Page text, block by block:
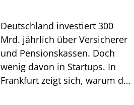
Deutschland investiert 300
Mrd. jährlich über Versicherer
und Pensionskassen. Doch
wenig davon in Startups. In
Frankfurt zeigt sich, warum das